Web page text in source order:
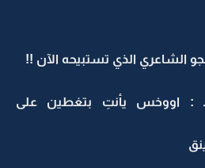
الشاعري الذي تستبيحه الآن !!
: اووخس يأنتِ بتغطين على